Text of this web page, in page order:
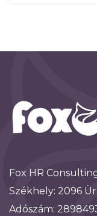
Fox HR
Székhely: 2096
Adószám: